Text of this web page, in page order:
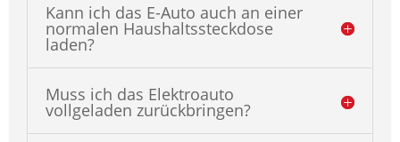
Kann ich das E-Auto auch an einer
normalen Haushaltssteckdose
laden?
Muss ich das Elektroauto
vollgeladen zurückbringen?